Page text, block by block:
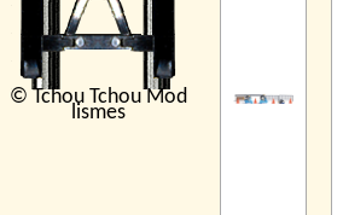
© Tchou Tchou Mod
lismes